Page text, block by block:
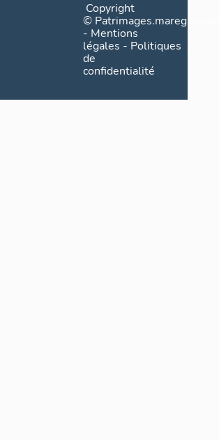
Copyright
©
- Mentions
légales - Politiques
de
confidentialité